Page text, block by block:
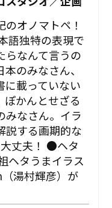
オノマトペ！
語独特の表現で
らなんて言うの
のみなさん、
に載っていない
かんとせざる
みなさん。イラ
説する画期的な
丈夫！ ●ヘタ
ヘタうまイラス
湯村輝彦）が